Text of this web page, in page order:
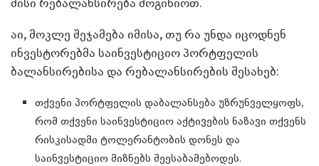
აი, მოკლე შეჯამება იმისა, თუ რა უნდა იცოდნენ
ინვესტორებმა საინვესტიციო პორტფელის
ბალანსირებისა და რებალანსირების შესახებ:
თქვენი პორტფელის დაბალანსება უზრუნველყოფს,
რომ თქვენი საინვესტიციო აქტივების ნაზავი თქვენს
რისკისადმი ტოლერანტობის დონეს და
საინვესტიციო მიზნებს შეესაბამებოდეს.